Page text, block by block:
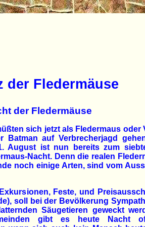
der Fledermäuse
der Fledermäuse
sich jetzt als Fledermaus oder
Batman auf Verbrecherjagd
August ist nun bereits zum
Nacht. Denn die realen
noch einige Arten, sind vom
Feste, und
soll bei der Bevölkerung
Säugetieren geweckt
gibt es heute Nacht